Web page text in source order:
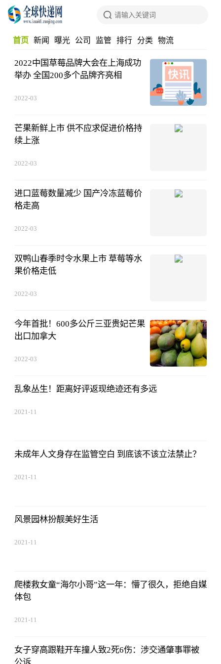
首页 新闻 曝光 公司 监管 排行 分类 物流
百科 消费 生鲜
2022中国草莓品牌大会在上海成功
举办 全国200多个品牌齐亮相
2022-03
芒果新鲜上市 供不应求促进价格持
续上涨
2022-03
进口蓝莓数量减少 国产冷冻蓝莓价
格走高
2022-03
双鸭山春季时令水果上市 草莓等水
果价格走低
2022-03
今年首批！600多公斤三亚贵妃芒果
出口加拿大
2022-03
乱象丛生！距离好评返现绝迹还有多远
2021-11
未成年人文身存在监管空白 到底该不该立法禁止？
2021-11
风景园林扮靓美好生活
2021-11
爬楼救女童“海尔小哥”这一年：懵了很久，拒绝自媒
体包
2021-11
女子穿高跟鞋开车撞人致2死6伤：涉交通肇事罪被
公诉